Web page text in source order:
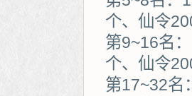
个、仙令
第9~16名
个、仙令
第17~32名